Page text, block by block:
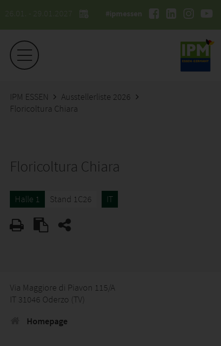
26.01. - 29.01.2027 #ipmessen
IPM ESSEN
Ausstellerliste 2026
Floricoltura Chiara
Floricoltura Chiara
Halle 1 Stand 1C26 IT
Via Maggiore di Piavon 115/A
IT 31046 Oderzo (TV)
Homepage